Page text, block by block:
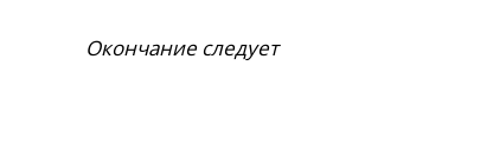
Окончание следует